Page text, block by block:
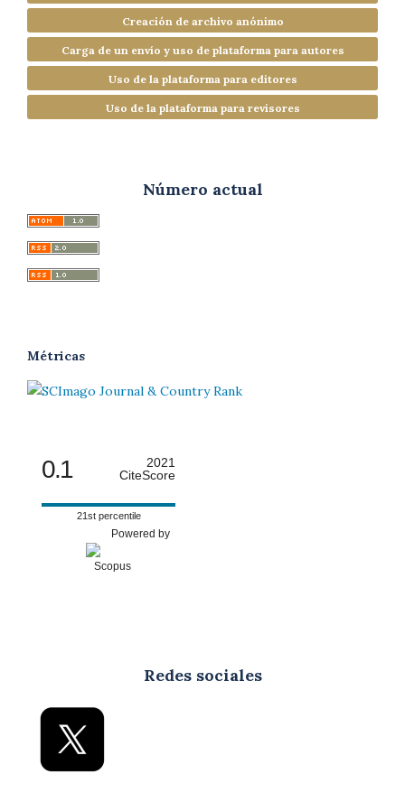
Creación de archivo anónimo
Carga de un envío y uso de plataforma para autores
Uso de la plataforma para editores
Uso de la plataforma para revisores
Número actual
Métricas
0.1
2021
CiteScore
21st percentile
Powered by
Redes sociales